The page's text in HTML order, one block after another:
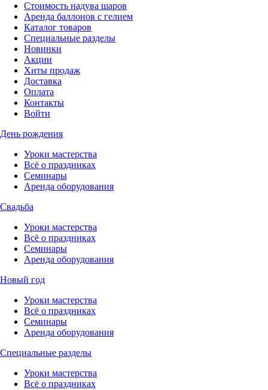
Стоимость надува шаров
Аренда баллонов с гелием
Каталог товаров
Специальные разделы
Новинки
Акции
Хиты продаж
Доставка
Оплата
Контакты
Войти
День рождения
Уроки мастерства
Всё о праздниках
Семинары
Аренда оборудования
Свадьба
Уроки мастерства
Всё о праздниках
Семинары
Аренда оборудования
Новый год
Уроки мастерства
Всё о праздниках
Семинары
Аренда оборудования
Специальные разделы
Уроки мастерства
Всё о праздниках